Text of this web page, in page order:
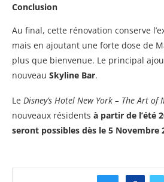
Conclusion
Au final, cette rénovation conserve
mais en ajoutant une forte dose de
plus que bienvenue. Le principal
nouveau Skyline Bar.
Le Disney’s Hotel New York – The Art of
nouveaux résidents à partir de l’été
seront possibles dès le 5 Novembre